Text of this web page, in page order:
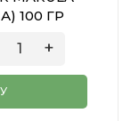
100 ГР